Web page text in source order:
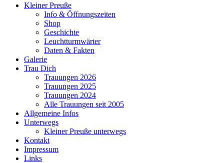
Kleiner Preuße
Info & Öffnungszeiten
Shop
Geschichte
Leuchtturmwärter
Daten & Fakten
Galerie
Trau Dich
Trauungen 2026
Trauungen 2025
Trauungen 2024
Alle Trauungen seit 2005
Allgemeine Infos
Unterwegs
Kleiner Preuße unterwegs
Kontakt
Impressum
Links